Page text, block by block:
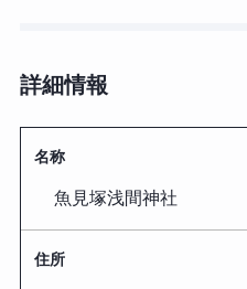
詳細情報
名称
魚見塚浅間神社
住所